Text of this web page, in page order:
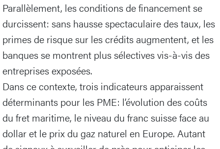
Parallèlement, les conditions de financement se
durcissent: sans hausse spectaculaire des taux, les
primes de risque sur les crédits augmentent, et les
banques se montrent plus sélectives vis-à-vis des
entreprises exposées.
Dans ce contexte, trois indicateurs apparaissent
déterminants pour les PME: l’évolution des coûts
du fret maritime, le niveau du franc suisse face au
dollar et le prix du gaz naturel en Europe. Autant